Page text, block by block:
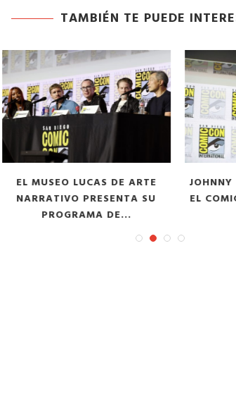
TAMBIÉN TE PUEDE
ARTE
SU
JOHNNY DEPP SORPRENDE
EL COMIC-CON DE SAN
CDC claims...